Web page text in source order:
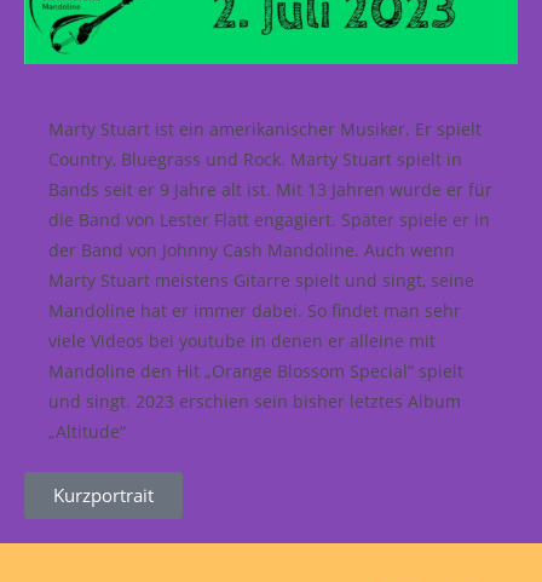
Marty Stuart ist ein amerikanischer Musiker. Er spielt
Country, Bluegrass und Rock. Marty Stuart spielt in
Bands seit er 9 Jahre alt ist. Mit 13 Jahren wurde er für
die Band von Lester Flatt engagiert. Später spiele er in
der Band von Johnny Cash Mandoline. Auch wenn
Marty Stuart meistens Gitarre spielt und singt, seine
Mandoline hat er immer dabei. So findet man sehr
viele Videos bei youtube in denen er alleine mit
Mandoline den Hit „Orange Blossom Special“ spielt
und singt. 2023 erschien sein bisher letztes Album
„Altitude“
Kurzportrait